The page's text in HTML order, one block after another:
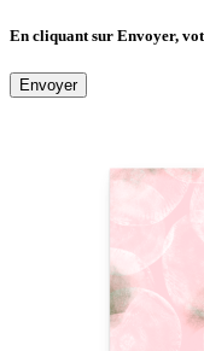
En cliquant sur Envoyer,